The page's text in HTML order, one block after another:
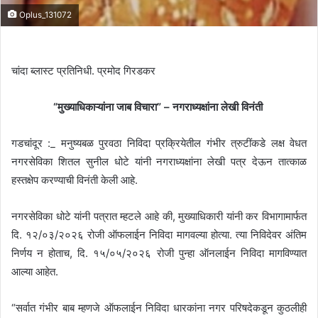
Oplus_131072
चांदा ब्लास्ट प्रतिनिधी. प्रमोद गिरडकर
“मुख्याधिकाऱ्यांना जाब विचारा” – नगराध्यक्षांना लेखी विनंती
गडचांदूर :_ मनुष्यबळ पुरवठा निविदा प्रक्रियेतील गंभीर त्रुटींकडे लक्ष वेधत
नगरसेविका शितल सुनील धोटे यांनी नगराध्यक्षांना लेखी पत्र देऊन तात्काळ
हस्तक्षेप करण्याची विनंती केली आहे.
नगरसेविका धोटे यांनी पत्रात म्हटले आहे की, मुख्याधिकारी यांनी कर विभागामार्फत
दि. १२/०३/२०२६ रोजी ऑफलाईन निविदा मागवल्या होत्या. त्या निविदेवर अंतिम
निर्णय न होताच, दि. १५/०५/२०२६ रोजी पुन्हा ऑनलाईन निविदा मागविण्यात
आल्या आहेत.
“सर्वात गंभीर बाब म्हणजे ऑफलाईन निविदा धारकांना नगर परिषदेकडून कुठलीही